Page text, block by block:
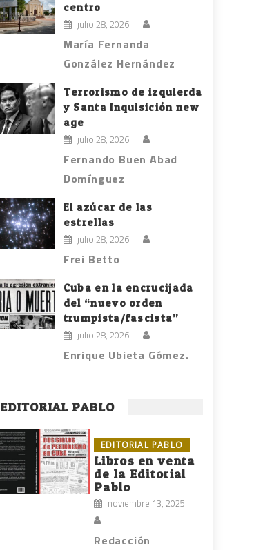
centro
julio 28, 2026
María Fernanda
González Hernández
Terrorismo de izquierda
y Santa Inquisición new
age
julio 28, 2026
Fernando Buen Abad
Domínguez
El azúcar de las
estrellas
julio 28, 2026
Frei Betto
Cuba en la encrucijada
del “nuevo orden
trumpista/fascista”
julio 28, 2026
Enrique Ubieta Gómez.
EDITORIAL PABLO
EDITORIAL PABLO
Libros en venta
de la Editorial
Pablo
noviembre 13, 2025
Redacción